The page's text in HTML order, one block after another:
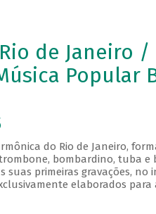
de Janeiro /
Popular
do Rio de Janeiro,
bombardino, tuba
primeiras gravações, no
elaborados para